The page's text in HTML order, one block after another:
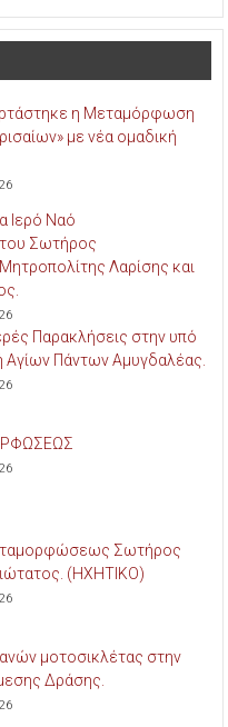
η Μεταμόρφωση
με νέα ομαδική
Ιερό Ναό
Σωτήρος
Λαρίσης και
Παρακλήσεις στην υπό
Αγίων Πάντων Αμυγδαλέας.
Σωτήρος
(ΗΧΗΤΙΚΟ)
μοτοσικλέτας στην
Δράσης.